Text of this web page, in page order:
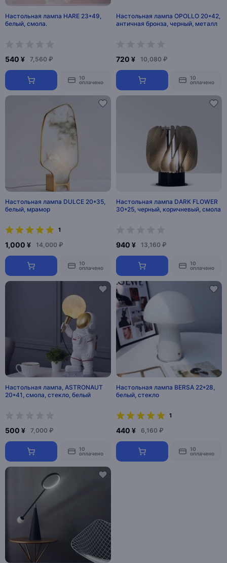
Настольная лампа HARE 23*49,
белый, смола.
540 ¥ 7,560 ₽
10
оплачено
Настольная лампа OPOLLO 20*42,
античная бронза, черный, металл
720 ¥ 10,080 ₽
10
оплачено
Настольная лампа DULCE 20*35,
белый, мрамор
1
1,000 ¥ 14,000 ₽
10
оплачено
Настольная лампа DARK FLOWER
30*25, черный, коричневый, смола
940 ¥ 13,160 ₽
10
оплачено
Настольная лампа, ASTRONAUT
20*41, смола, стекло, белый
500 ¥ 7,000 ₽
10
оплачено
Настольная лампа BERSA 22*28,
белый, стекло
1
440 ¥ 6,160 ₽
10
оплачено